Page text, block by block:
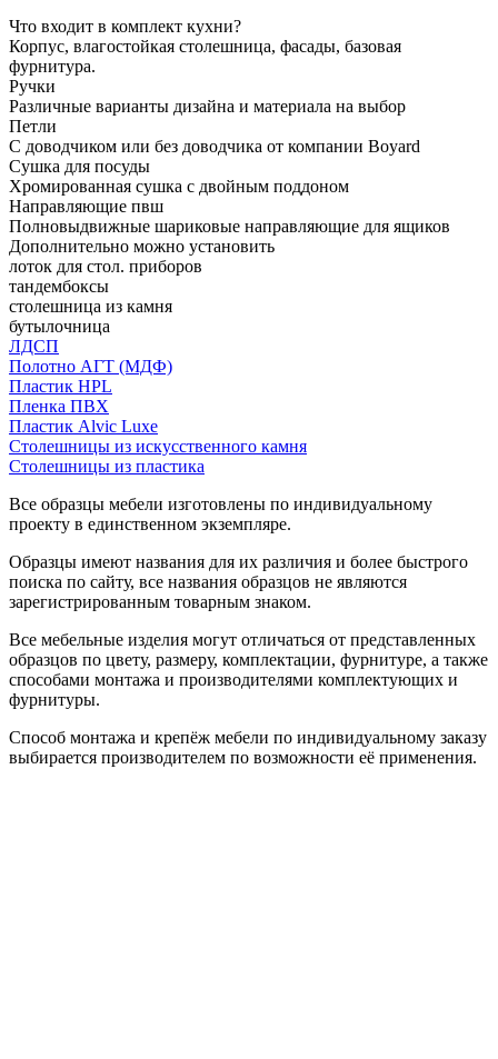
Что входит в комплект кухни?
Корпус, влагостойкая столешница, фасады, базовая
фурнитура.
Ручки
Различные варианты дизайна и материала на выбор
Петли
С доводчиком или без доводчика от компании Boyard
Сушка для посуды
Хромированная сушка с двойным поддоном
Направляющие пвш
Полновыдвижные шариковые направляющие для ящиков
Дополнительно можно установить
лоток для стол. приборов
тандембоксы
столешница из камня
бутылочница
ЛДСП
Полотно АГТ (МДФ)
Пластик HPL
Пленка ПВХ
Пластик Alvic Luxe
Столешницы из искусственного камня
Столешницы из пластика
Все образцы мебели изготовлены по индивидуальному
проекту в единственном экземпляре.
Образцы имеют названия для их различия и более быстрого
поиска по сайту, все названия образцов не являются
зарегистрированным товарным знаком.
Все мебельные изделия могут отличаться от представленных
образцов по цвету, размеру, комплектации, фурнитуре, а также
способами монтажа и производителями комплектующих и
фурнитуры.
Способ монтажа и крепёж мебели по индивидуальному заказу
выбирается производителем по возможности её применения.